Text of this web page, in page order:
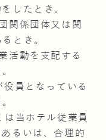
したとき。
関係団体又は関
とき。
活動を支配する
役員となっている
は当ホテル従業員
るいは、合理的